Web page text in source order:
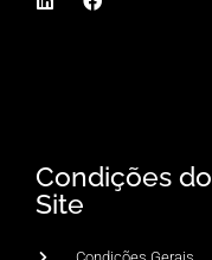
Condições do
Site